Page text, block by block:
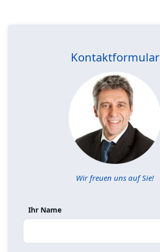
Kontaktformular
Wir freuen uns auf Sie!
Ihr Name